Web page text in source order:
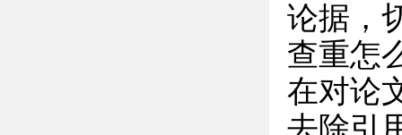
论据，
查重怎
在对论
去除引